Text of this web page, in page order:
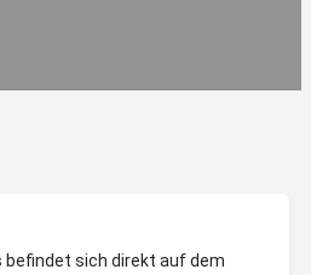
befindet sich direkt auf dem